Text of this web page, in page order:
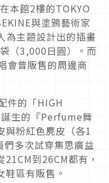
本館2樓的TOKYO
與塗鴉藝術家
主題設計出的插畫
（3,000日圓）。而
會曾販售的周邊商
件的「HIGH
生的『Perfume舞
與粉紅色麂皮（各1
多次試穿集思廣益
到26CM都有，
區有販售。